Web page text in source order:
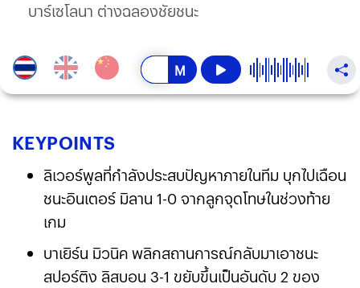
บาร์เซโลนา ต่างฉลองชัยชนะ
KEYPOINTS
ลิเวอร์พูลที่กำลังประสบปัญหาภายในทีม บุกไปเฉือน
ชนะอินเตอร์ มิลาน 1-0 จากลูกจุดโทษในช่วงท้าย
เกม
บาเยิร์น มิวนิค พลิกสถานการณ์กลับมาเอาชนะ
สปอร์ติง ลิสบอน 3-1 ขยับขึ้นเป็นอันดับ 2 ของ